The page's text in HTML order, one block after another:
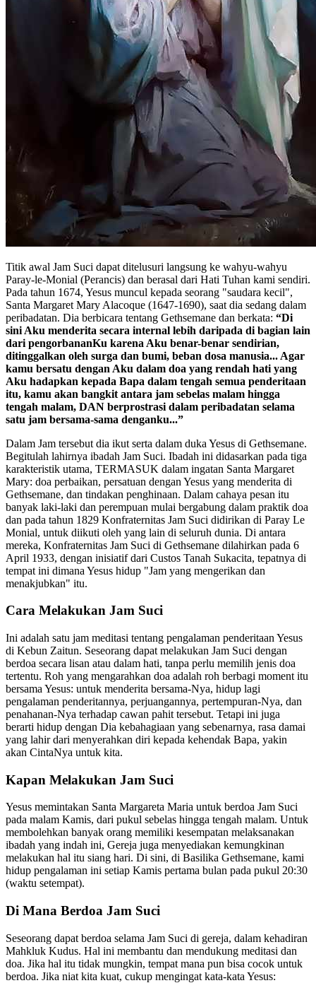
Titik awal Jam Suci dapat ditelusuri langsung ke wahyu-wahyu
Paray-le-Monial (Perancis) dan berasal dari Hati Tuhan kami sendiri.
Pada tahun 1674, Yesus muncul kepada seorang "saudara kecil",
Santa Margaret Mary Alacoque (1647-1690), saat dia sedang dalam
peribadatan. Dia berbicara tentang Gethsemane dan berkata: “Di
sini Aku menderita secara internal lebih daripada di bagian lain
dari pengorbananKu karena Aku benar-benar sendirian,
ditinggalkan oleh surga dan bumi, beban dosa manusia... Agar
kamu bersatu dengan Aku dalam doa yang rendah hati yang
Aku hadapkan kepada Bapa dalam tengah semua penderitaan
itu, kamu akan bangkit antara jam sebelas malam hingga
tengah malam, DAN berprostrasi dalam peribadatan selama
satu jam bersama-sama denganku...”
Dalam Jam tersebut dia ikut serta dalam duka Yesus di Gethsemane.
Begitulah lahirnya ibadah Jam Suci. Ibadah ini didasarkan pada tiga
karakteristik utama, TERMASUK dalam ingatan Santa Margaret
Mary: doa perbaikan, persatuan dengan Yesus yang menderita di
Gethsemane, dan tindakan penghinaan. Dalam cahaya pesan itu
banyak laki-laki dan perempuan mulai bergabung dalam praktik doa
dan pada tahun 1829 Konfraternitas Jam Suci didirikan di Paray Le
Monial, untuk diikuti oleh yang lain di seluruh dunia. Di antara
mereka, Konfraternitas Jam Suci di Gethsemane dilahirkan pada 6
April 1933, dengan inisiatif dari Custos Tanah Sukacita, tepatnya di
tempat ini dimana Yesus hidup "Jam yang mengerikan dan
menakjubkan" itu.
Cara Melakukan Jam Suci
Ini adalah satu jam meditasi tentang pengalaman penderitaan Yesus
di Kebun Zaitun. Seseorang dapat melakukan Jam Suci dengan
berdoa secara lisan atau dalam hati, tanpa perlu memilih jenis doa
tertentu. Roh yang mengarahkan doa adalah roh berbagi moment itu
bersama Yesus: untuk menderita bersama-Nya, hidup lagi
pengalaman penderitannya, perjuangannya, pertempuran-Nya, dan
penahanan-Nya terhadap cawan pahit tersebut. Tetapi ini juga
berarti hidup dengan Dia kebahagiaan yang sebenarnya, rasa damai
yang lahir dari menyerahkan diri kepada kehendak Bapa, yakin
akan CintaNya untuk kita.
Kapan Melakukan Jam Suci
Yesus memintakan Santa Margareta Maria untuk berdoa Jam Suci
pada malam Kamis, dari pukul sebelas hingga tengah malam. Untuk
membolehkan banyak orang memiliki kesempatan melaksanakan
ibadah yang indah ini, Gereja juga menyediakan kemungkinan
melakukan hal itu siang hari. Di sini, di Basilika Gethsemane, kami
hidup pengalaman ini setiap Kamis pertama bulan pada pukul 20:30
(waktu setempat).
Di Mana Berdoa Jam Suci
Seseorang dapat berdoa selama Jam Suci di gereja, dalam kehadiran
Mahkluk Kudus. Hal ini membantu dan mendukung meditasi dan
doa. Jika hal itu tidak mungkin, tempat mana pun bisa cocok untuk
berdoa. Jika niat kita kuat, cukup mengingat kata-kata Yesus: